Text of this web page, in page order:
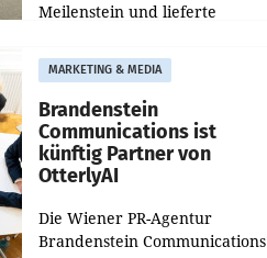
Meilenstein und lieferte
aus, womit sich das Ergebnis
gegenüber Juli 2025 mehr als
verdoppelte (+102
MARKETING & MEDIA
Brandenstein
Communications ist
künftig Partner von
OtterlyAI
Die Wiener PR-Agentur
Brandenstein Communications